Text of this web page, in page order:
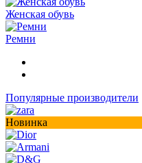
Женская обувь
Ремни
Популярные производители
Новинка